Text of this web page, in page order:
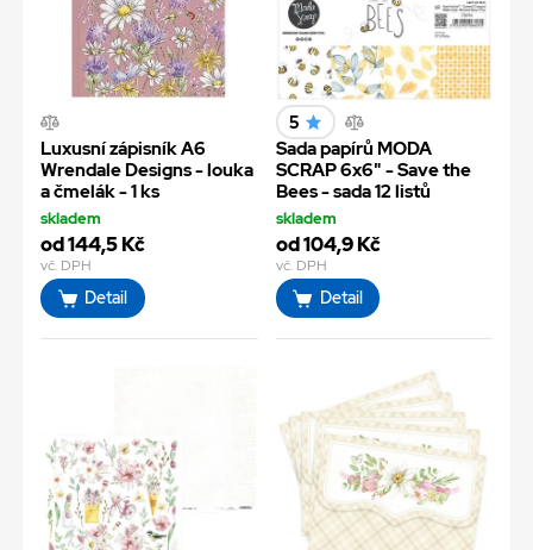
Luxusní zápisník A6
Wrendale Designs - louka
a čmelák - 1 ks
skladem
od 144,5 Kč
vč. DPH
Detail
5
Sada papírů MODA
SCRAP 6x6" - Save the
Bees - sada 12 listů
skladem
od 104,9 Kč
vč. DPH
Detail